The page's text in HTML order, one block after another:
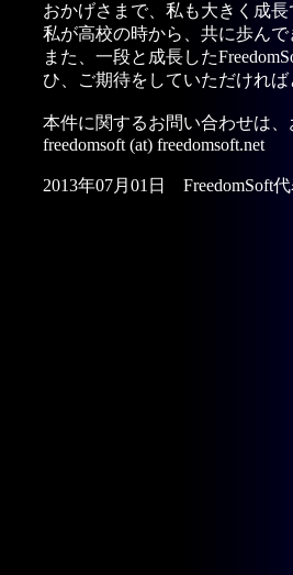
おかげさまで、私も大きく成
私が高校の時から、共に歩ん
また、一段と成長した
ひ、ご期待をしていただけれ
本件に関するお問い合わせは
freedomsoft (at) freedomsoft.net
2013年07月01日 FreedomSoft